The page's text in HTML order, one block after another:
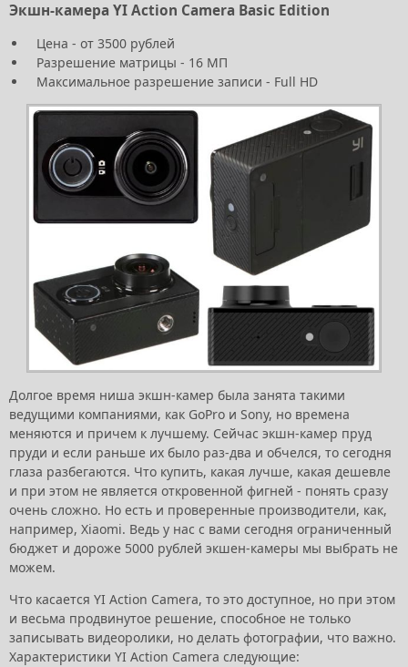
Экшн-камера YI Action Camera Basic Edition
Цена - от 3500 рублей
Разрешение матрицы - 16 МП
Максимальное разрешение записи - Full HD
Долгое время ниша экшн-камер была занята такими
ведущими компаниями, как GoPro и Sony, но времена
меняются и причем к лучшему. Сейчас экшн-камер пруд
пруди и если раньше их было раз-два и обчелся, то сегодня
глаза разбегаются. Что купить, какая лучше, какая дешевле
и при этом не является откровенной фигней - понять сразу
очень сложно. Но есть и проверенные производители, как,
например, Xiaomi. Ведь у нас с вами сегодня ограниченный
бюджет и дороже 5000 рублей экшен-камеры мы выбрать не
можем.
Что касается YI Action Camera, то это доступное, но при этом
и весьма продвинутое решение, способное не только
записывать видеоролики, но делать фотографии, что важно.
Характеристики YI Action Camera следующие: